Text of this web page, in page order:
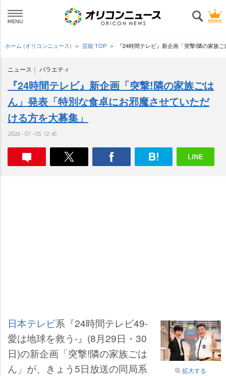
ホーム (オリコンニュース) 芸能 TOP 『24時間テレビ』新企画「突撃!隣の家族
ニュース バラエティ
『24時間テレビ』新企画「突撃!隣の家族ごは
ん」発表「特別な食卓にお邪魔させていただ
ける方を大募集」
2026-07-05 12:45
拡大する
日本テレビ系『24時間テレビ49-
愛は地球を救う-』(8月29日・30
日)の新企画「突撃!隣の家族ごは
ん」が、きょう5日放送の同局系